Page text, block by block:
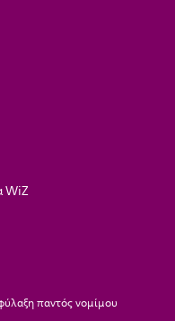
WiZ
παντός νομίμου